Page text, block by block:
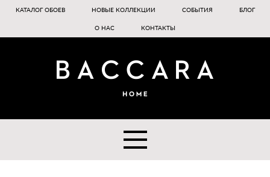
КАТАЛОГ ОБОЕВ НОВЫЕ КОЛЛЕКЦИИ СОБЫТИЯ БЛОГ
О НАС КОНТАКТЫ